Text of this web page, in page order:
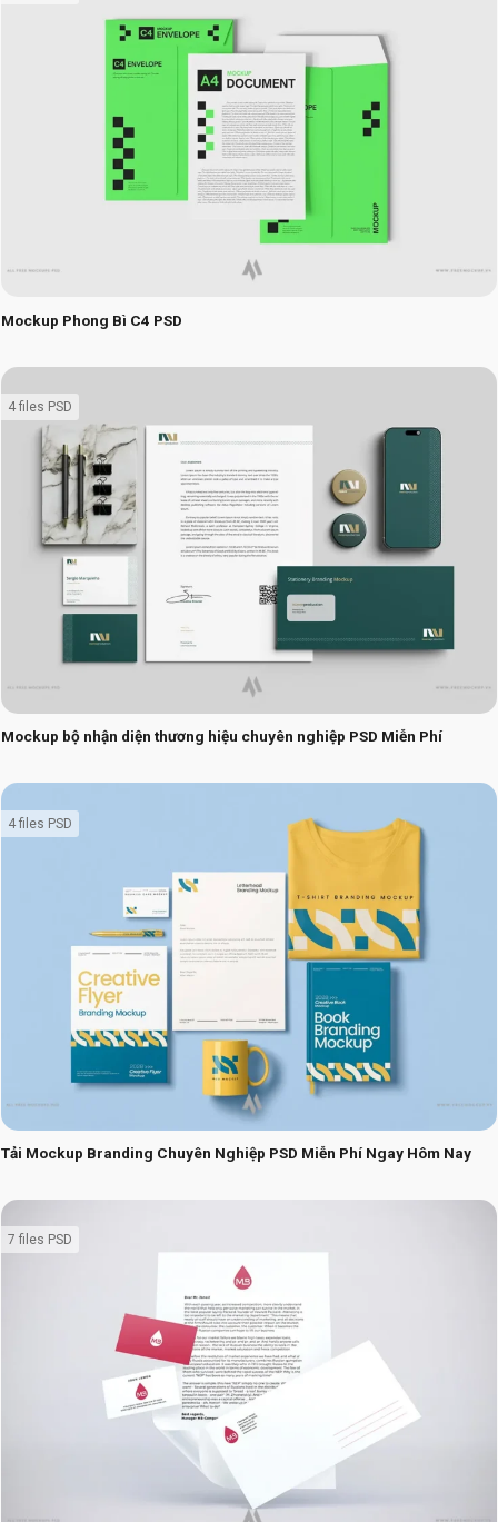
Mockup Phong Bì C4 PSD
Mockup bộ nhận diện thương hiệu chuyên nghiệp PSD Miễn Phí
4 files PSD
Tải Mockup Branding Chuyên Nghiệp PSD Miễn Phí Ngay Hôm Nay
4 files PSD
7 files PSD